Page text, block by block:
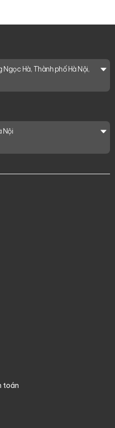
Hà, Thành phố Hà Nội,
Nội
toán